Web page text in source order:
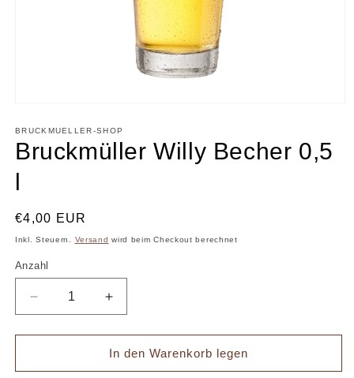
in
Modal
öffnen
BRUCKMUELLER-SHOP
Bruckmüller Willy Becher 0,5
l
Normaler
Preis
€4,00 EUR
Inkl. Steuern. Versand wird beim Checkout berechnet
Anzahl
Anzahl
Verringere
die
Menge
Bruckmüller
Erhöhe
die
Menge
für
Bruckmüller
In den Warenkorb legen